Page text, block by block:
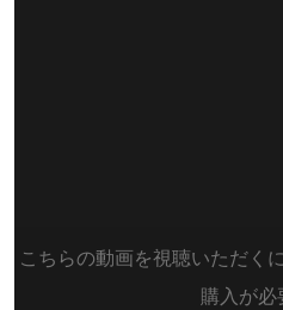
こちらの動画を視聴いただく
購入が必